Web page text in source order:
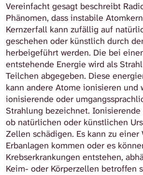
Vereinfacht gesagt beschreibt
Phänomen, dass instabile
Kernzerfall kann zufällig auf
geschehen oder künstlich durch
herbeigeführt werden. Die bei
entstehende Energie wird als
Teilchen abgegeben. Diese
kann andere Atome ionisieren und
ionisierende oder
Strahlung bezeichnet.
ob natürlichen oder künstlichen
Zellen schädigen. Es kann zu einer
Erbanlagen kommen oder es
Krebserkrankungen entstehen,
Keim- oder Körperzellen betroffen